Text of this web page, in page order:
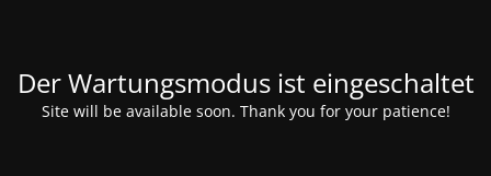
Der Wartungsmodus ist eingeschaltet
Site will be available soon. Thank you for your patience!